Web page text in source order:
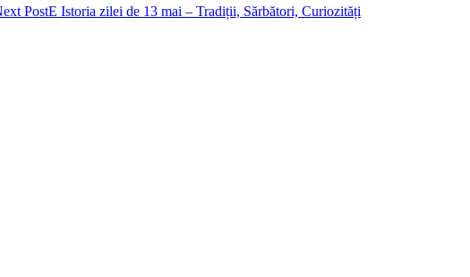
PostE Istoria zilei de 13 mai – Tradiții, Sărbători, Curiozități